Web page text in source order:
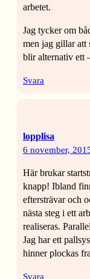
arbetet.
Jag tycker om
men jag gillar att
blir alternativ ett
Svara
lopplisa
6 november,
Här brukar
knapp! Ibland
eftersträvar och
nästa steg i ett
realiseras.
Jag har ett
hinner plockas
Svara